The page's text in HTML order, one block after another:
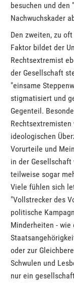
besuchen und den
Nachwuchskader
Den zweiten, zu
Faktor bildet der
Rechtsextremist
der Gesellschaft
"einsame
stigmatisiert und
Gegenteil.
ideologischen
Vorurteile und
in der
teilweise sogar
Viele fühlen sich
"Vollstrecker des
politische
Minderheiten - wie
oder zur
Schwulen und
nur ein